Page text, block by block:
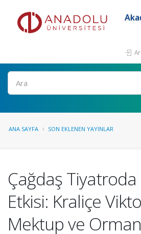
Ara
ANA SAYFA SON EKLENEN YAYINLAR
Çağdaş
Etkisi: Kraliçe
Mektup ve Orman